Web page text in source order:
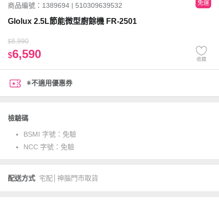
商品編號：1389694 | 510309639532 免運
Glolux 2.5L節能微型廚餘機 FR-2501
$8,990
$6,590 收藏
※不適用優惠券
檢驗碼
BSMI 字號： 免驗
NCC 字號： 免驗
配送方式 宅配│神腦門市取貨